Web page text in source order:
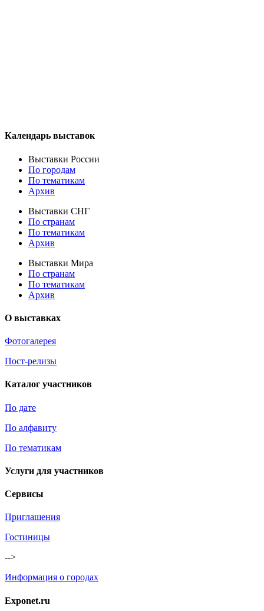
Календарь выставок
Выставки России
По городам
По тематикам
Архив
Выставки СНГ
По странам
По тематикам
Архив
Выставки Мира
По странам
По тематикам
Архив
О выставках
Фотогалерея
Пост-релизы
Каталог участников
По дате
По алфавиту
По тематикам
Услуги для участников
Сервисы
Приглашения
Гостиницы
-->
Информация о городах
Exponet.ru